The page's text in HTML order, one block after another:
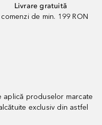
Livrare gratuită
comenzi de min. 199 RON
aplică produselor marcate
exclusiv din astfel